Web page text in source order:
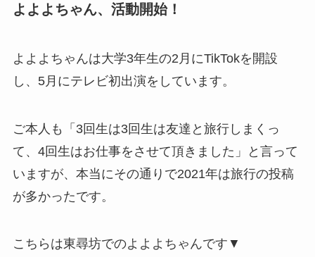
よよよちゃん、活動開始！
よよよちゃんは大学3年生の2月にTikTokを開設
し、5月にテレビ初出演をしています。
ご本人も「3回生は3回生は友達と旅行しまくっ
て、4回生はお仕事をさせて頂きました」と言って
いますが、本当にその通りで2021年は旅行の投稿
が多かったです。
こちらは東尋坊でのよよよちゃんです▼